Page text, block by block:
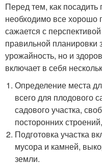
Перед тем, как
необходимо все хорошо
сажается с
правильной планировки
урожайность, но и
включает в себя
Определение места
всего для плодового
садового участка,
посторонних
Подготовка участка
мусора и камней,
земли.